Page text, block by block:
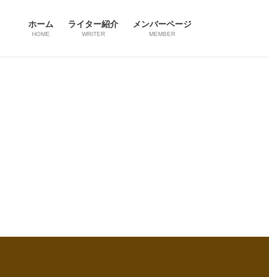
ホーム
HOME
ライター紹介
WRITER
メンバーページ
MEMBER